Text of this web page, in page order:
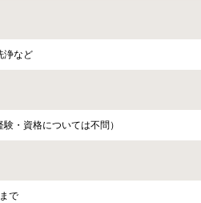
浄など
・資格については不問）
で